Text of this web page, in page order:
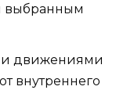
выбранным
движениями
внутреннего